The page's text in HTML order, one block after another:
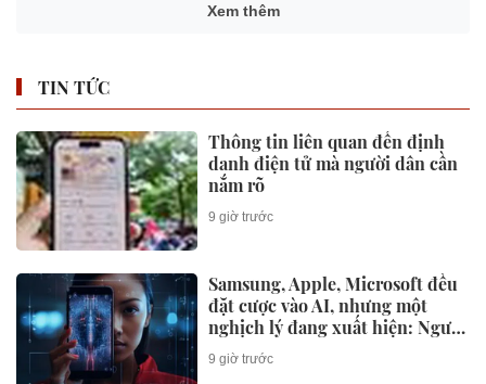
Xem thêm
TIN TỨC
Thông tin liên quan đến định
danh điện tử mà người dân cần
nắm rõ
9 giờ trước
Samsung, Apple, Microsoft đều
đặt cược vào AI, nhưng một
nghịch lý đang xuất hiện: Người
mua không phải lúc nào cũng
dùng
9 giờ trước